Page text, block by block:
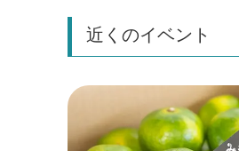
近くのイベント